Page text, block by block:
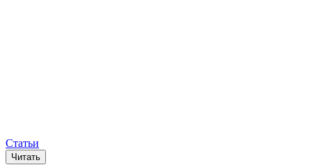
Статьи
Читать